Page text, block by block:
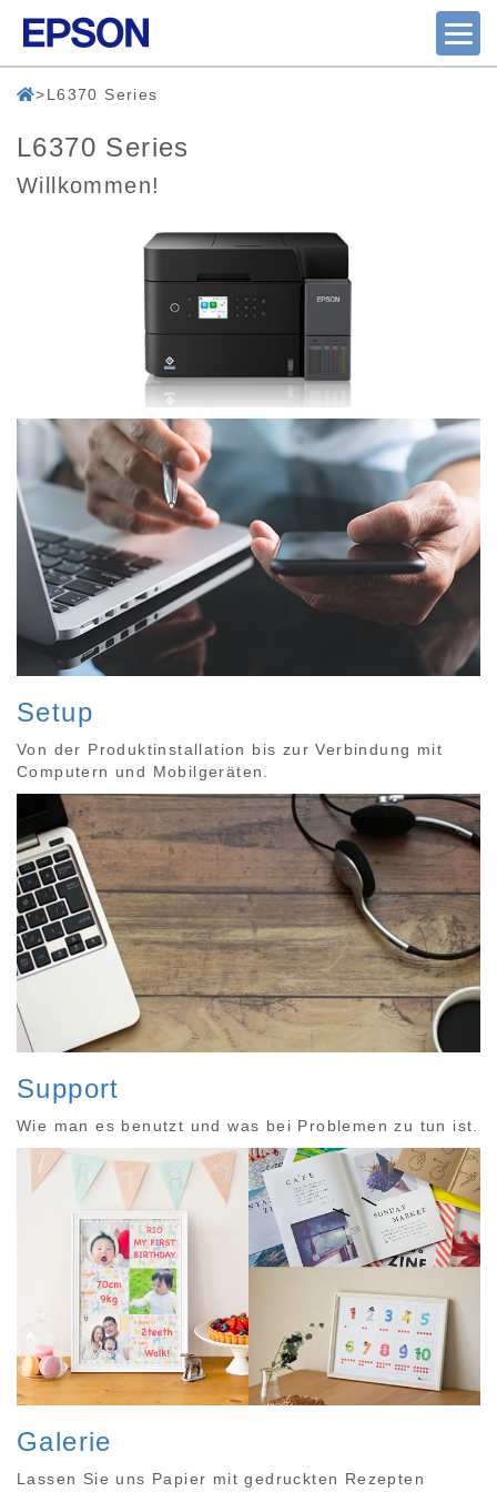
L6370 Series
L6370 Series
Willkommen!
Setup
Von der Produktinstallation bis zur Verbindung mit
Computern und Mobilgeräten.
Support
Wie man es benutzt und was bei Problemen zu tun ist.
Galerie
Lassen Sie uns Papier mit gedruckten Rezepten